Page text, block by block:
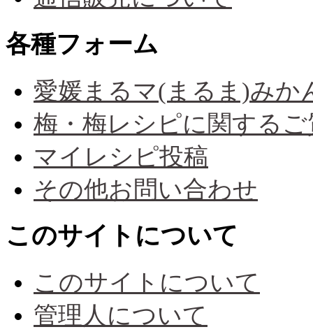
各種フォーム
愛媛まるマ(まるま)みか
梅・梅レシピに関するご
マイレシピ投稿
その他お問い合わせ
このサイトについて
このサイトについて
管理人について